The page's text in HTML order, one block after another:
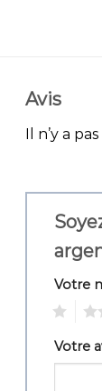
Avis
Il n’y a
Votre
Votre